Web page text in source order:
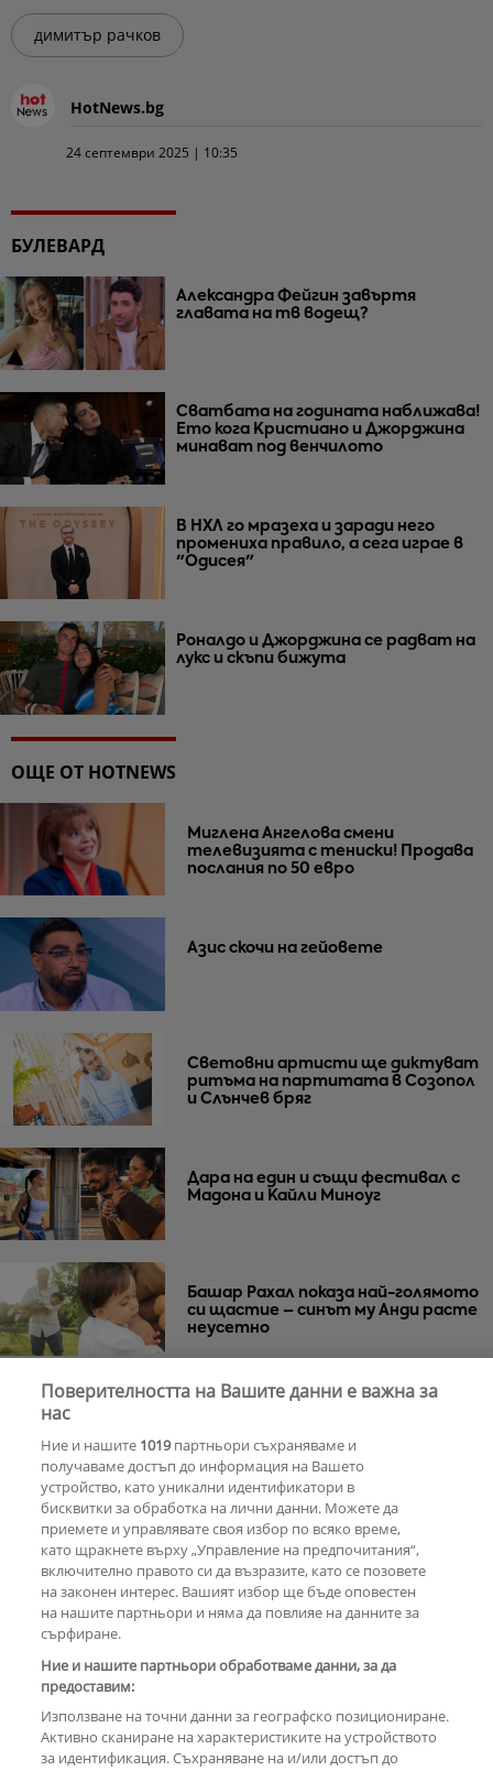
димитър рачков
HotNews.bg
24 септември 2025 | 10:35
БУЛЕВАРД
Александра Фейгин завъртя
главата на тв водещ?
Сватбата на годината наближава!
Ето кога Кристиано и Джорджина
минават под венчилото
В НХЛ го мразеха и заради него
промениха правило, а сега играе в
"Одисея"
Роналдо и Джорджина се радват на
лукс и скъпи бижута
ОЩЕ ОТ HOTNEWS
Миглена Ангелова смени
телевизията с тениски! Продава
послания по 50 евро
Азис скочи на гейовете
Световни артисти ще диктуват
ритъма на партитата в Созопол
и Слънчев бряг
Дара на един и същи фестивал с
Мадона и Кайли Миноуг
Башар Рахал показа най-голямото
си щастие – синът му Анди расте
неусетно
РЕКЛАМА
КОМЕНТАРИ
Поверителността на Вашите данни е важна за
нас
Ние и нашите 1019партньори съхраняваме и
получаваме достъп до информация на Вашето
устройство, като уникални идентификатори в
бисквитки за обработка на лични данни. Можете да
приемете и управлявате своя избор по всяко време,
като щракнете върху „Управление на предпочитания“,
включително правото си да възразите, като се позовете
на законен интерес. Вашият избор ще бъде оповестен
на нашите партньори и няма да повлияе на данните за
сърфиране.
Ние и нашите партньори обработваме данни, за да
предоставим:
Използване на точни данни за географско позициониране.
Активно сканиране на характеристиките на устройството
за идентификация. Съхраняване на и/или достъп до